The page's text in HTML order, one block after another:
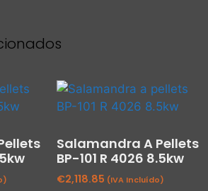
Salamandra A Pellets
BP-101 R 4026 8.5kw
€2,118.85 (IVA Incluído)